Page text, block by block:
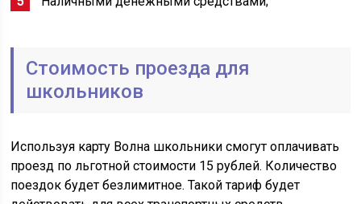
Стоимость проезда для
школьников
Используя карту Волна школьники смогут оплачивать
проезд по льготной стоимости 15 рублей. Количество
поездок будет безлимитное. Такой тариф будет